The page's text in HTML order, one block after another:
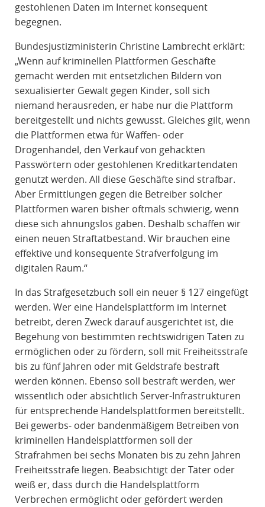
gestohlenen Daten im Internet konsequent
begegnen.
Bundesjustizministerin Christine Lambrecht erklärt:
„Wenn auf kriminellen Plattformen Geschäfte
gemacht werden mit entsetzlichen Bildern von
sexualisierter Gewalt gegen Kinder, soll sich
niemand herausreden, er habe nur die Plattform
bereitgestellt und nichts gewusst. Gleiches gilt, wenn
die Plattformen etwa für Waffen- oder
Drogenhandel, den Verkauf von gehackten
Passwörtern oder gestohlenen Kreditkartendaten
genutzt werden. All diese Geschäfte sind strafbar.
Aber Ermittlungen gegen die Betreiber solcher
Plattformen waren bisher oftmals schwierig, wenn
diese sich ahnungslos gaben. Deshalb schaffen wir
einen neuen Straftatbestand. Wir brauchen eine
effektive und konsequente Strafverfolgung im
digitalen Raum.“
In das Strafgesetzbuch soll ein neuer § 127 eingefügt
werden. Wer eine Handelsplattform im Internet
betreibt, deren Zweck darauf ausgerichtet ist, die
Begehung von bestimmten rechtswidrigen Taten zu
ermöglichen oder zu fördern, soll mit Freiheitsstrafe
bis zu fünf Jahren oder mit Geldstrafe bestraft
werden können. Ebenso soll bestraft werden, wer
wissentlich oder absichtlich Server-Infrastrukturen
für entsprechende Handelsplattformen bereitstellt.
Bei gewerbs- oder bandenmäßigem Betreiben von
kriminellen Handelsplattformen soll der
Strafrahmen bei sechs Monaten bis zu zehn Jahren
Freiheitsstrafe liegen. Beabsichtigt der Täter oder
weiß er, dass durch die Handelsplattform
Verbrechen ermöglicht oder gefördert werden